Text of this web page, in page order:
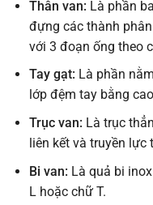
Thân van: Là phần
đựng các thành
với 3 đoạn ống theo
Tay gạt: Là phần
lớp đệm tay bằng
Trục van: Là trục
liên kết và truyền lực
Bi van: Là quả bi
L hoặc chữ T.